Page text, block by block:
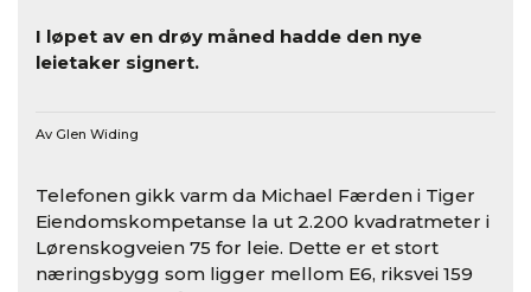
I løpet av en drøy måned hadde den nye
leietaker signert.
Av Glen Widing
Telefonen gikk varm da Michael Færden i Tiger
Eiendomskompetanse la ut 2.200 kvadratmeter i
Lørenskogveien 75 for leie. Dette er et stort
næringsbygg som ligger mellom E6, riksvei 159